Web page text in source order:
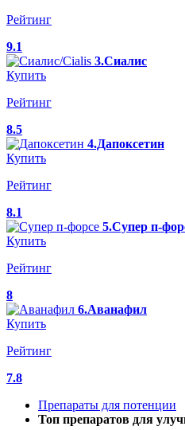
Рейтинг
9.1
3.Сиалис
Купить
Рейтинг
8.5
4.Дапоксетин
Купить
Рейтинг
8.1
5.Супер п-
Купить
Рейтинг
8
6.Аванафил
Купить
Рейтинг
7.8
Препараты для потенции
Топ препаратов для